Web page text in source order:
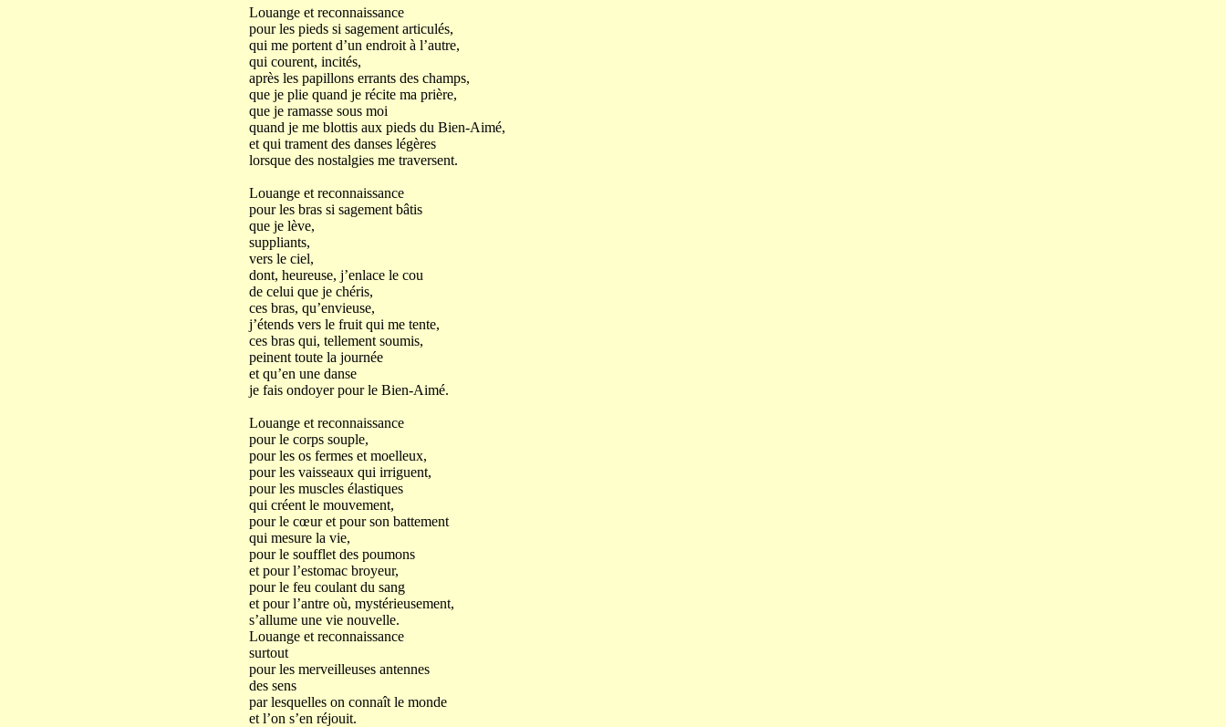
Louange et reconnaissance
pour les pieds si sagement articulés,
qui me portent d’un endroit à l’autre,
qui courent, incités,
après les papillons errants des champs,
que je plie quand je récite ma prière,
que je ramasse sous moi
quand je me blottis aux pieds du Bien-Aimé,
et qui trament des danses légères
lorsque des nostalgies me traversent.
Louange et reconnaissance
pour les bras si sagement bâtis
que je lève,
suppliants,
vers le ciel,
dont, heureuse, j’enlace le cou
de celui que je chéris,
ces bras, qu’envieuse,
j’étends vers le fruit qui me tente,
ces bras qui, tellement soumis,
peinent toute la journée
et qu’en une danse
je fais ondoyer pour le Bien-Aimé.
Louange et reconnaissance
pour le corps souple,
pour les os fermes et moelleux,
pour les vaisseaux qui irriguent,
pour les muscles élastiques
qui créent le mouvement,
pour le cœur et pour son battement
qui mesure la vie,
pour le soufflet des poumons
et pour l’estomac broyeur,
pour le feu coulant du sang
et pour l’antre où, mystérieusement,
s’allume une vie nouvelle.
Louange et reconnaissance
surtout
pour les merveilleuses antennes
des sens
par lesquelles on connaît le monde
et l’on s’en réjouit.